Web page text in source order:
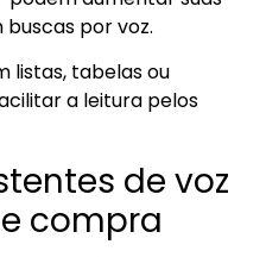
por voz.
listas, tabelas ou
a leitura pelos
de voz
compra